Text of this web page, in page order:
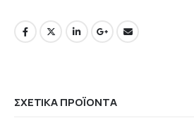
ΣΧΕΤΙΚΆ ΠΡΟΪΌΝΤΑ